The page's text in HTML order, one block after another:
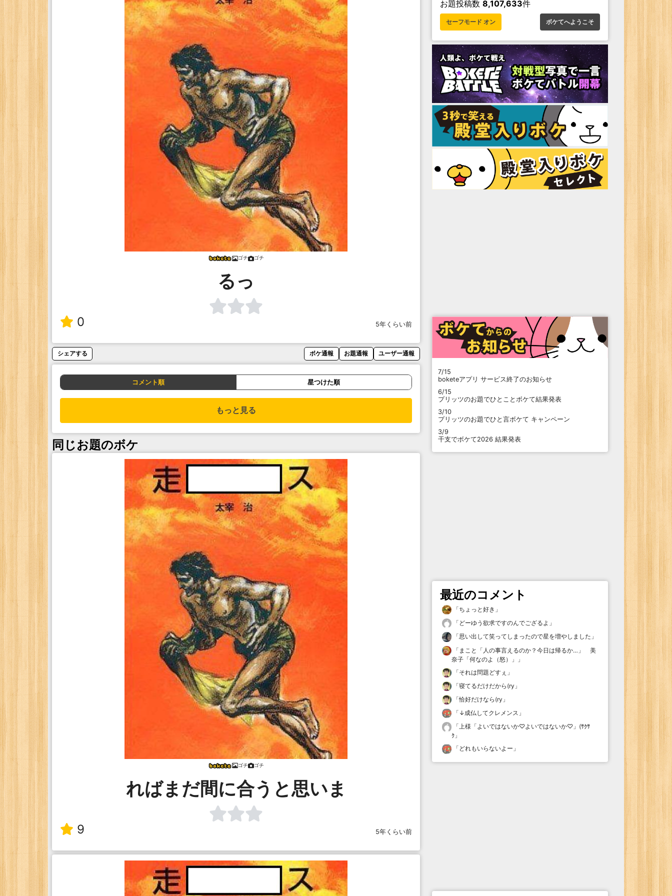
ゴチ ゴチ
るっ
0 5年くらい前
シェアする ボケ通報 お題通報 ユーザー通報
コメント順 星つけた順
もっと見る
同じお題のボケ
ゴチ ゴチ
ればまだ間に合うと思いま
9 5年くらい前
お題投稿数 8,107,633件
セーフモード オン ボケてへようこそ
7/15
boketeアプリ サービス終了のお知らせ
6/15
プリッツのお題でひとことボケて結果発表
3/10
プリッツのお題でひと言ボケて キャンペーン
3/9
干支でボケて2026 結果発表
最近のコメント
「ちょっと好き 」
「 どーゆう欲求ですのんでござるよ 」
「思い出して笑ってしまったので星を増やしました 」
「 まこと「人の事言えるのか？今日は帰るか…」 美
奈子「何なのよ（怒）」
」
「それは問題どすぇ 」
「寝てるだけだから(ry 」
「恰好だけなら(ry 」
「 ↓成仏してクレメンス 」
「上様「よいではないか♡よいではないか♡」(ｻｸｻ
ｸ 」
「 どれもいらないよー 」